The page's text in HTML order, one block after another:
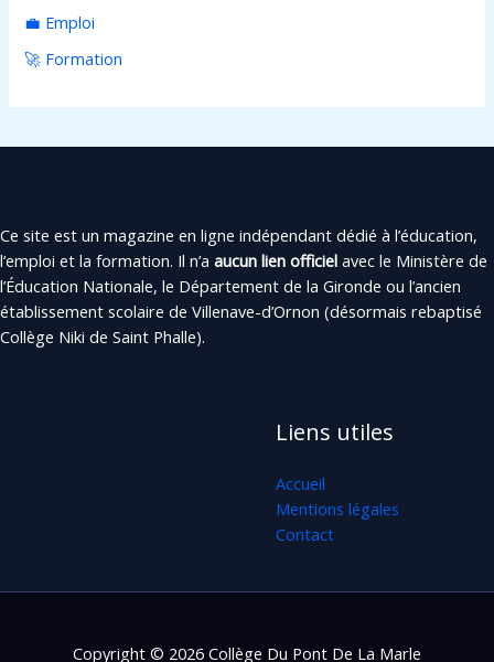
💼 Emploi
🚀 Formation
Ce site est un magazine en ligne indépendant dédié à l’éducation,
l’emploi et la formation. Il n’a aucun lien officiel avec le Ministère de
l’Éducation Nationale, le Département de la Gironde ou l’ancien
établissement scolaire de Villenave-d’Ornon (désormais rebaptisé
Collège Niki de Saint Phalle).
Liens utiles
Accueil
Mentions légales
Contact
Copyright © 2026 Collège Du Pont De La Marle